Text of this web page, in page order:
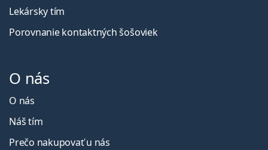
Lekársky tím
Porovnanie kontaktných šošoviek
O nás
O nás
Náš tím
Prečo nakupovať u nás